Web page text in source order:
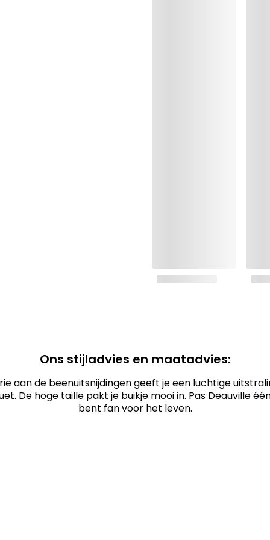
Ons stijladvies en maatadvies:
aan de beenuitsnijdingen geeft je een luchtige
De hoge taille pakt je buikje mooi in. Pas Deauville
bent fan voor het leven.